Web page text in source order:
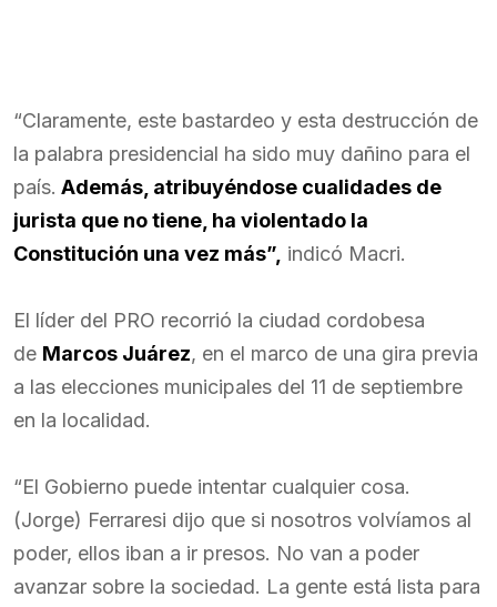
“Claramente, este bastardeo y esta destrucción de
la palabra presidencial ha sido muy dañino para el
país. Además, atribuyéndose cualidades de
jurista que no tiene, ha violentado la
Constitución una vez más”, indicó Macri.
El líder del PRO recorrió la ciudad cordobesa
de Marcos Juárez, en el marco de una gira previa
a las elecciones municipales del 11 de septiembre
en la localidad.
“El Gobierno puede intentar cualquier cosa.
(Jorge) Ferraresi dijo que si nosotros volvíamos al
poder, ellos iban a ir presos. No van a poder
avanzar sobre la sociedad. La gente está lista para